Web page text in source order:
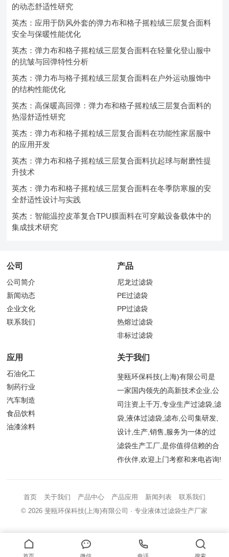
的动态舒适性研究
英杰：应用于防风外套的弹力布和格子摇粒绒三层复合面料
安全与保暖性能优化
英杰：弹力布和格子摇粒绒三层复合面料在轻量化登山服中
的抗皱与回弹特性分析
英杰：弹力布与格子摇粒绒三层复合面料在户外运动服饰中
的结构性能优化
英杰：高保暖高回弹：弹力布和格子摇粒绒三层复合面料的
热湿舒适性研究
英杰：弹力布和格子摇粒绒三层复合面料在功能性家居服中
的应用开发
英杰：弹力布和格子摇粒绒三层复合面料抗起球与耐磨性提
升技术
英杰：弹力布和格子摇粒绒三层复合面料在冬季防寒服的安
全舒适性设计与实践
英杰：智能温控皮革复合TPU膜面料在可穿戴设备载体中的
集成技术研究
公司
公司简介
新闻动态
企业文化
联系我们
产品
尼龙过滤袋
PE过滤袋
PP过滤袋
热熔过滤袋
非标过滤袋
应用
石油化工
制药行业
汽车制造
食品饮料
油漆涂料
关于我们
斐瓯环保科技(上海)有限公司是
一家国内领先的高新技术企业,公
司注资上千万,专业生产过滤袋,滤
袋,液体过滤袋,滤布,公司集研发,
设计,生产,销售,服务为一体的过
滤袋生产工厂,是你值得信赖的合
作伙伴,欢迎上门考察和来电咨询!
首页 关于我们 产品中心 产品应用 新闻列表
联系我们
© 2026斐瓯环保科技(上海)有限公司 · 专业液体过滤袋生产厂家